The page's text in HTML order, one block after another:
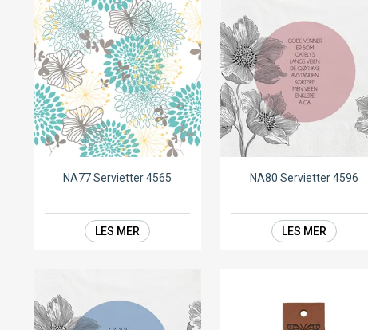
NA77 Servietter 4565
LES MER
NA80 Servietter 4596
LES MER